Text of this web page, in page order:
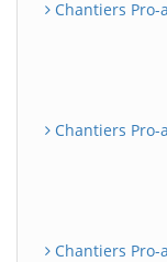
Chantiers
Chantiers
Chantiers